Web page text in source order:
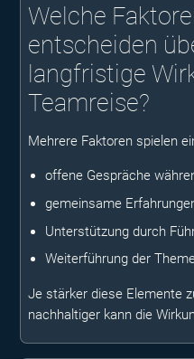
Welche
entscheiden
langfristige
Teamreise?
Mehrere Faktoren spielen
offene Gespräche
gemeinsame
Unterstützung durch
Weiterführung der
Je stärker diese Elemente
nachhaltiger kann die